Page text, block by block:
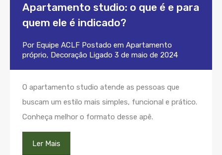
Apartamento studio: o que é e para
quem ele é indicado?
Por Equipe ACLF Postado em Apartamento
próprio, Decoração Ligado 3 de maio de 2024
O apartamento studio atende as pessoas que
buscam um estilo mais simples, funcional e prático.
Conheça melhor o formato desse apê.
Ler Mais